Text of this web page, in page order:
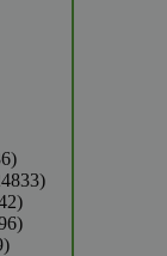
1136
producten
24833
1942
producten
996
39